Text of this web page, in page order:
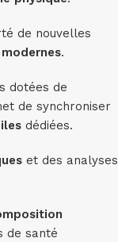
de nouvelles
.
dotées de
de synchroniser
dédiées.
et des analyses
de santé